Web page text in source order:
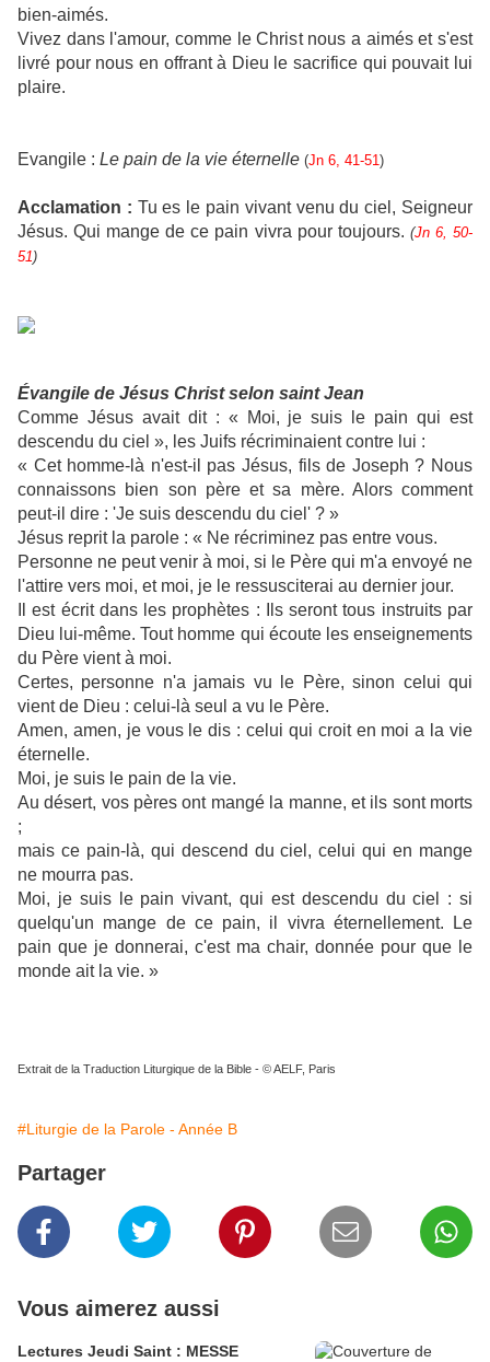
bien-aimés.
Vivez dans l'amour, comme le Christ nous a aimés et s'est
livré pour nous en offrant à Dieu le sacrifice qui pouvait lui
plaire.
Evangile : Le pain de la vie éternelle (Jn 6, 41-51)
Acclamation : Tu es le pain vivant venu du ciel, Seigneur
Jésus. Qui mange de ce pain vivra pour toujours. (Jn 6, 50-
51)
Évangile de Jésus Christ selon saint Jean
Comme Jésus avait dit : « Moi, je suis le pain qui est
descendu du ciel », les Juifs récriminaient contre lui :
« Cet homme-là n'est-il pas Jésus, fils de Joseph ? Nous
connaissons bien son père et sa mère. Alors comment
peut-il dire : 'Je suis descendu du ciel' ? »
Jésus reprit la parole : « Ne récriminez pas entre vous.
Personne ne peut venir à moi, si le Père qui m'a envoyé ne
l'attire vers moi, et moi, je le ressusciterai au dernier jour.
Il est écrit dans les prophètes : Ils seront tous instruits par
Dieu lui-même. Tout homme qui écoute les enseignements
du Père vient à moi.
Certes, personne n'a jamais vu le Père, sinon celui qui
vient de Dieu : celui-là seul a vu le Père.
Amen, amen, je vous le dis : celui qui croit en moi a la vie
éternelle.
Moi, je suis le pain de la vie.
Au désert, vos pères ont mangé la manne, et ils sont morts
;
mais ce pain-là, qui descend du ciel, celui qui en mange
ne mourra pas.
Moi, je suis le pain vivant, qui est descendu du ciel : si
quelqu'un mange de ce pain, il vivra éternellement. Le
pain que je donnerai, c'est ma chair, donnée pour que le
monde ait la vie. »
Extrait de la Traduction Liturgique de la Bible - © AELF, Paris
#Liturgie de la Parole - Année B
Partager
Vous aimerez aussi
Lectures Jeudi Saint : MESSE